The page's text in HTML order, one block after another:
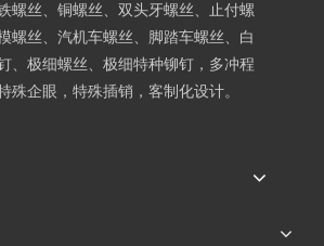
螺丝、铜螺丝、双头牙螺丝、止付螺
螺丝、汽机车螺丝、脚踏车螺丝、白
、极细螺丝、极细特种铆钉，多冲程
殊企眼，特殊插销，客制化设计。